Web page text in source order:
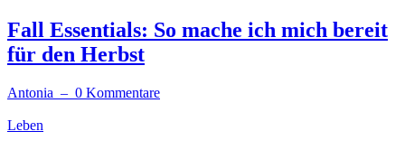
Fall Essentials: So mache ich mich bereit
für den Herbst
Antonia – 0 Kommentare
Leben